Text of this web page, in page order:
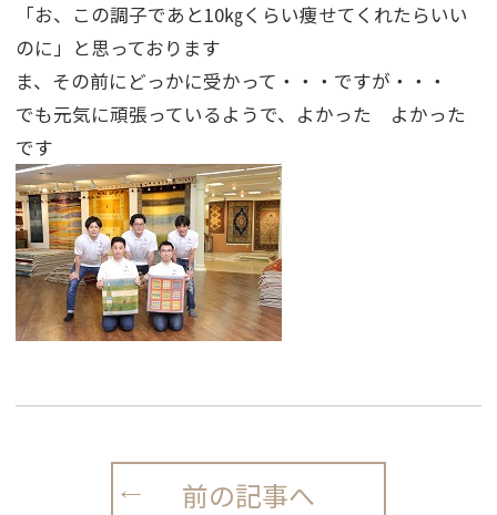
「お、この調子であと10㎏くらい痩せてくれたらいい
のに」と思っております
ま、その前にどっかに受かって・・・ですが・・・
でも元気に頑張っているようで、よかった よかった
です
前の記事へ